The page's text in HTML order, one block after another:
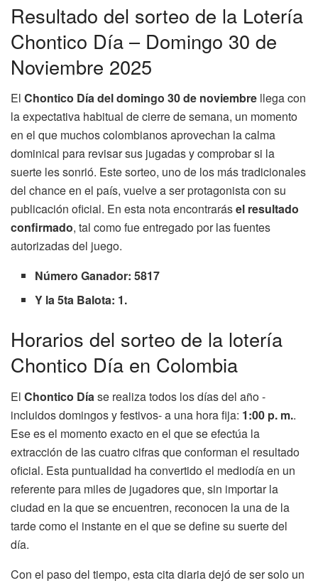
Resultado del sorteo de la Lotería
Chontico Día – Domingo 30 de
Noviembre 2025
El Chontico Día del domingo 30 de noviembre llega con
la expectativa habitual de cierre de semana, un momento
en el que muchos colombianos aprovechan la calma
dominical para revisar sus jugadas y comprobar si la
suerte les sonrió. Este sorteo, uno de los más tradicionales
del chance en el país, vuelve a ser protagonista con su
publicación oficial. En esta nota encontrarásel resultado
confirmado, tal como fue entregado por las fuentes
autorizadas del juego.
Número Ganador: 5817
Y la 5ta Balota: 1.
Horarios del sorteo de la lotería
Chontico Día en Colombia
El Chontico Díase realiza todos los días del año -
incluidos domingos y festivos- a una hora fija: 1:00 p. m..
Ese es el momento exacto en el que se efectúa la
extracción de las cuatro cifras que conforman el resultado
oficial. Esta puntualidad ha convertido el mediodía en un
referente para miles de jugadores que, sin importar la
ciudad en la que se encuentren, reconocen la una de la
tarde como el instante en el que se define su suerte del
día.
Con el paso del tiempo, esta cita diaria dejó de ser solo un